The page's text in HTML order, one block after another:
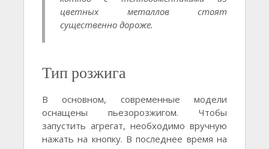
цветных металлов стоят
существенно дороже.
Тип розжига
В основном, современные модели
оснащены пьезорозжигом. Чтобы
запустить агрегат, необходимо вручную
нажать на кнопку. В последнее время на